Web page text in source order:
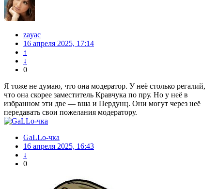
zayac
16 апреля 2025, 17:14
↑
↓
0
Я тоже не думаю, что она модератор. У неё столько регалий,
что она скорее заместитель Кравчука по пру. Но у неё в
избранном эти две — вша и Пердунц. Они могут через неё
передавать свои пожелания модератору.
GaLLo-чка
16 апреля 2025, 16:43
↓
0